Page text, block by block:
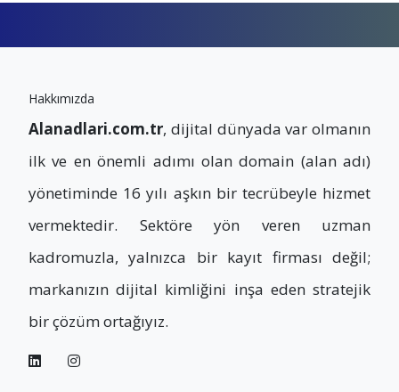
Hakkımızda
Alanadlari.com.tr, dijital dünyada var olmanın
ilk ve en önemli adımı olan domain (alan adı)
yönetiminde 16 yılı aşkın bir tecrübeyle hizmet
vermektedir. Sektöre yön veren uzman
kadromuzla, yalnızca bir kayıt firması değil;
markanızın dijital kimliğini inşa eden stratejik
bir çözüm ortağıyız.